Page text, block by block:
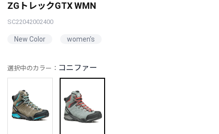
ZGトレックGTX WMN
SC22042002400
New Color women's
選択中のカラー： コニファー